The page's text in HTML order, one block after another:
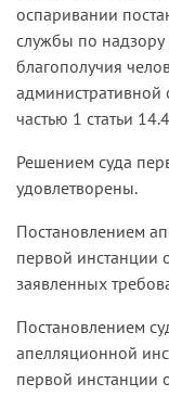
оспаривании
службы по
благополучия
административной
частью 1 статьи
Решением суда
удовлетворены.
Постановлением
первой инстанции
заявленных
Постановлением
апелляционной
первой инстанции